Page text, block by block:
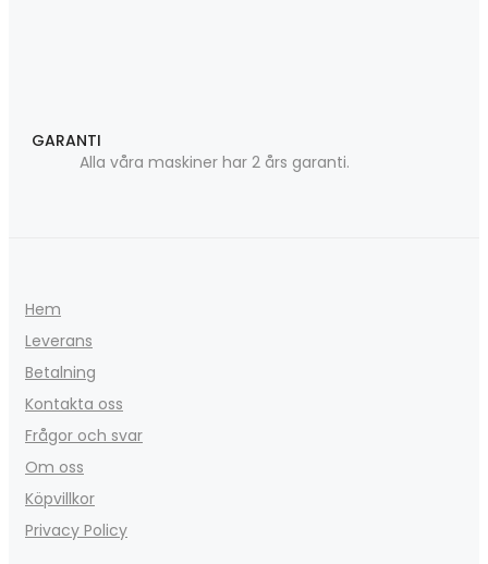
GARANTI
Alla våra maskiner har 2 års garanti.
Hem
Leverans
Betalning
Kontakta oss
Frågor och svar
Om oss
Köpvillkor
Privacy Policy